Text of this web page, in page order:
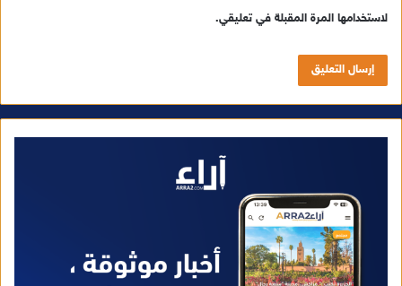
لاستخدامها المرة المقبلة في تعليقي.